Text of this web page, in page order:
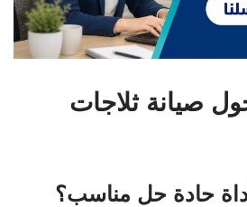
صيانة ثلاجات
حادة حل مناسب؟